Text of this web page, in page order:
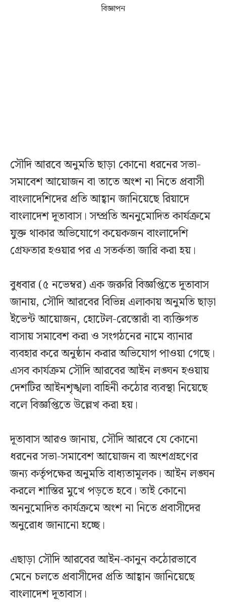
বিজ্ঞাপন
সৌদি আরবে অনুমতি ছাড়া কোনো ধরনের সভা-
সমাবেশ আয়োজন বা তাতে অংশ না নিতে প্রবাসী
বাংলাদেশিদের প্রতি আহ্বান জানিয়েছে রিয়াদে
বাংলাদেশ দূতাবাস। সম্প্রতি অননুমোদিত কার্যক্রমে
যুক্ত থাকার অভিযোগে কয়েকজন বাংলাদেশি
গ্রেফতার হওয়ার পর এ সতর্কতা জারি করা হয়।
বুধবার (৫ নভেম্বর) এক জরুরি বিজ্ঞপ্তিতে দূতাবাস
জানায়, সৌদি আরবের বিভিন্ন এলাকায় অনুমতি ছাড়া
ইভেন্ট আয়োজন, হোটেল-রেস্তোরাঁ বা ব্যক্তিগত
বাসায় সমাবেশ করা ও সংগঠনের নামে ব্যানার
ব্যবহার করে অনুষ্ঠান করার অভিযোগ পাওয়া গেছে।
এসব কার্যক্রম সৌদি আরবের আইন লঙ্ঘন হওয়ায়
দেশটির আইনশৃঙ্খলা বাহিনী কঠোর ব্যবস্থা নিয়েছে
বলে বিজ্ঞপ্তিতে উল্লেখ করা হয়।
দূতাবাস আরও জানায়, সৌদি আরবে যে কোনো
ধরনের সভা-সমাবেশ আয়োজন বা অংশগ্রহণের
জন্য কর্তৃপক্ষের অনুমতি বাধ্যতামূলক। আইন লঙ্ঘন
করলে শাস্তির মুখে পড়তে হবে। তাই কোনো
অননুমোদিত কার্যক্রমে অংশ না নিতে প্রবাসীদের
অনুরোধ জানানো হচ্ছে।
এছাড়া সৌদি আরবের আইন-কানুন কঠোরভাবে
মেনে চলতে প্রবাসীদের প্রতি আহ্বান জানিয়েছে
বাংলাদেশ দূতাবাস।